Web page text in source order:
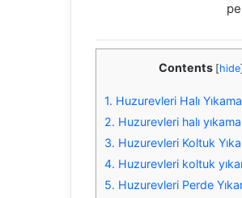
Contents [hide]
1. Huzurevleri Halı Yıkama
2. Huzurevleri halı
3. Huzurevleri Koltuk
4. Huzurevleri koltuk
5. Huzurevleri Perde